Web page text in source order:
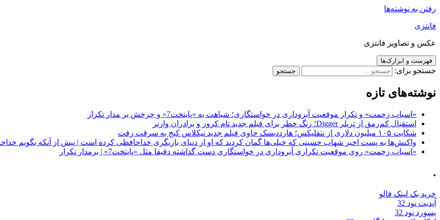
رفتن به نوشته‌ها
فانتزی
عکس و تصاویر فانتزی
فهرست و ابزارک‌ها
جستجو برای:
نوشته‌های تازه
«اسباب زحمت» و تکرار موقعیت آبروداری در خواستگاری؛ شباهت به «پایتخت7» و چرخش بر مدار تکرار
استقبال کم‌رمق از تریلر Digger؛ زنگ خطر برای فیلم جدید تام کروز و برادران وارنر
شکایت ۱۰۵ میلیون دلاری از نتفلیکس؛ هارددیسک حاوی فیلم جدید نیکلاس کیج به سرقت رفت
واکنش‌ها به پست اخیر شهاب حسینی که خیلی‌ها گمان کردند که او از دنیای بازیگری خداحافظی کرده است | پیش از آنکه بگویم
«اسباب زحمت» روی موقعیت تکراری آبروداری در خواستگاری دست گذاشته دقیقا مثل «پایتخت7» | برمدار تکرار
.
خرید بک لینک فالو
آپدیت نود 32
پسورد نود 32